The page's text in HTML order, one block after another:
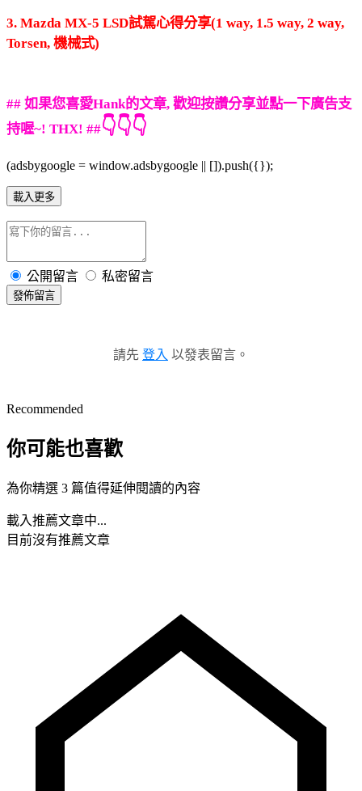
3. Mazda MX-5 LSD試駕心得分享(1 way, 1.5 way, 2 way,
Torsen, 機械式)
## 如果您喜愛Hank的文章, 歡迎按讚分享並點一下廣告支
持喔~! THX! ##👇👇👇
(adsbygoogle = window.adsbygoogle || []).push({});
載入更多
公開留言 私密留言
發佈留言
請先 登入 以發表留言。
Recommended
你可能也喜歡
為你精選 3 篇值得延伸閱讀的內容
載入推薦文章中...
目前沒有推薦文章